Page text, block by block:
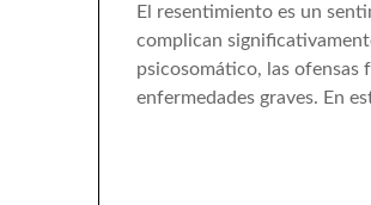
El resentimiento es un
complican
psicosomático, las ofensas
enfermedades graves. En